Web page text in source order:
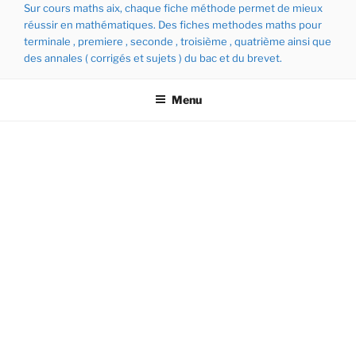
Sur cours maths aix, chaque fiche méthode permet de mieux
réussir en mathématiques. Des fiches methodes maths pour
terminale , premiere , seconde , troisième , quatrième ainsi que
des annales ( corrigés et sujets ) du bac et du brevet.
Menu